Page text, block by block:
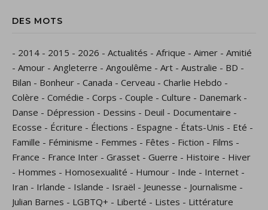
DES MOTS
- 2014 - 2015 - 2026 - Actualités - Afrique - Aimer - Amitié
- Amour - Angleterre - Angoulême - Art - Australie - BD -
Bilan - Bonheur - Canada - Cerveau - Charlie Hebdo -
Colère - Comédie - Corps - Couple - Culture - Danemark -
Danse - Dépression - Dessins - Deuil - Documentaire -
Ecosse - Écriture - Élections - Espagne - États-Unis - Eté -
Famille - Féminisme - Femmes - Fêtes - Fiction - Films -
France - France Inter - Grasset - Guerre - Histoire - Hiver
- Hommes - Homosexualité - Humour - Inde - Internet -
Iran - Irlande - Islande - Israël - Jeunesse - Journalisme -
Julian Barnes - LGBTQ+ - Liberté - Listes - Littérature